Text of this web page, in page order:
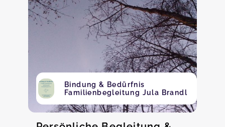
Bindung & Bedürfnis
Familienbegleitung Jula Brandl